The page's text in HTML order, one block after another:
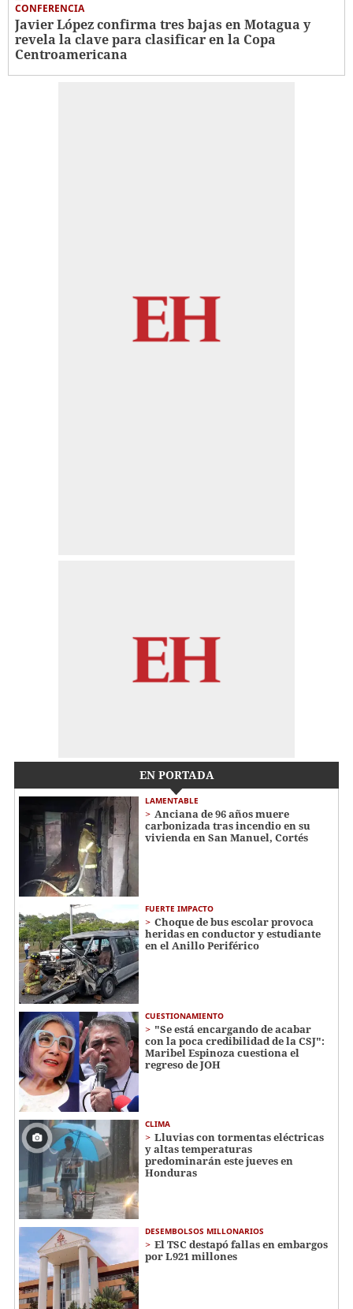
CONFERENCIA
Javier López confirma tres bajas en Motagua y
revela la clave para clasificar en la Copa
Centroamericana
EN PORTADA
LAMENTABLE
Anciana de 96 años muere
carbonizada tras incendio en su
vivienda en San Manuel, Cortés
FUERTE IMPACTO
Choque de bus escolar provoca
heridas en conductor y estudiante
en el Anillo Periférico
CUESTIONAMIENTO
"Se está encargando de acabar
con la poca credibilidad de la CSJ":
Maribel Espinoza cuestiona el
regreso de JOH
CLIMA
Lluvias con tormentas eléctricas
y altas temperaturas
predominarán este jueves en
Honduras
DESEMBOLSOS MILLONARIOS
El TSC destapó fallas en embargos
por L921 millones